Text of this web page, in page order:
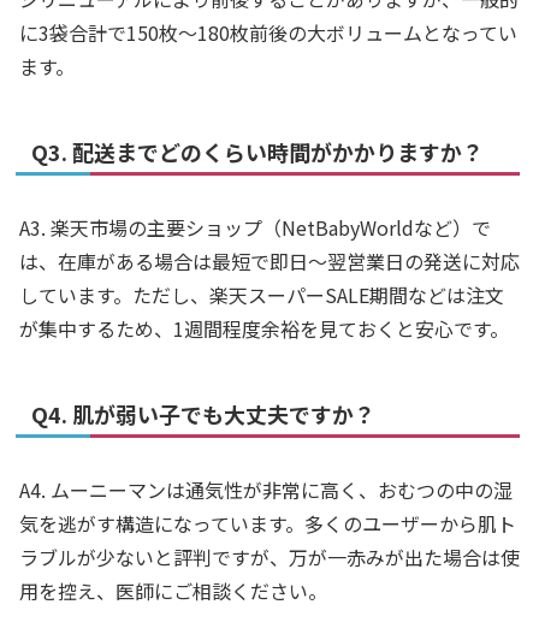
に3袋合計で150枚〜180枚前後の大ボリュームとなってい
ます。
Q3. 配送までどのくらい時間がかかりますか？
A3. 楽天市場の主要ショップ（NetBabyWorldなど）で
は、在庫がある場合は最短で即日〜翌営業日の発送に対応
しています。ただし、楽天スーパーSALE期間などは注文
が集中するため、1週間程度余裕を見ておくと安心です。
Q4. 肌が弱い子でも大丈夫ですか？
A4. ムーニーマンは通気性が非常に高く、おむつの中の湿
気を逃がす構造になっています。多くのユーザーから肌ト
ラブルが少ないと評判ですが、万が一赤みが出た場合は使
用を控え、医師にご相談ください。